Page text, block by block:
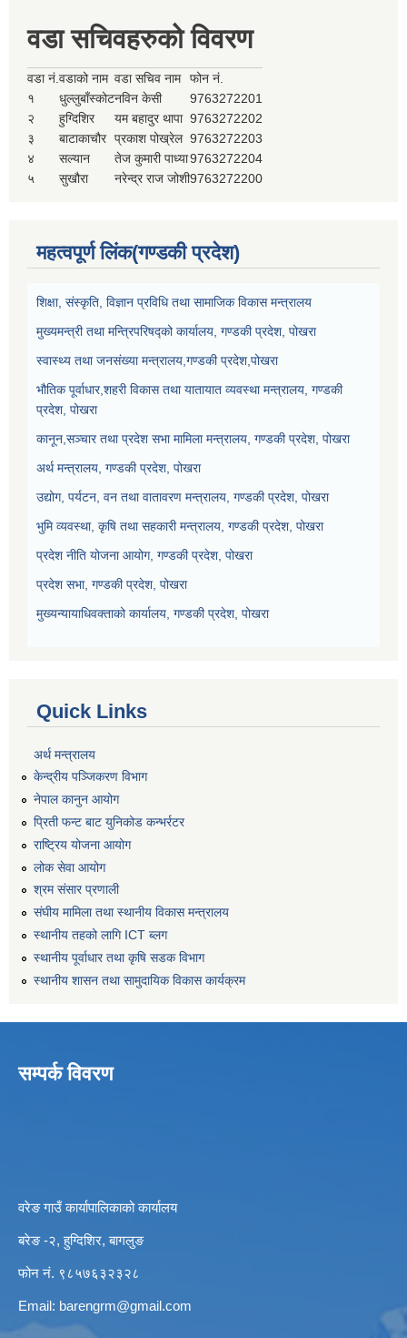
वडा सचिवहरुको विवरण
वडा नं. वडाको नाम वडा सचिव नाम
फोन नं.
१
धुल्लुबाँस्कोटनविन केसी
9763272201
२
हुग्दिशिर यम बहादुर थापा 9763272202
३
बाटाकाचौर प्रकाश पोख्रेल 9763272203
४
सल्यान तेज कुमारी पाध्या9763272204
५
सुखौरा नरेन्द्र राज जोशी9763272200
महत्वपूर्ण लिंक(गण्डकी प्रदेश)
शिक्षा, संस्कृति, विज्ञान प्रविधि तथा सामाजिक विकास मन्त्रालय
मुख्यमन्त्री तथा मन्त्रिपरिषद्को कार्यालय, गण्डकी प्रदेश, पोखरा
स्वास्थ्य तथा जनसंख्या मन्त्रालय,गण्डकी प्रदेश,पोखरा
भौतिक पूर्वाधार,शहरी विकास तथा यातायात व्यवस्था मन्त्रालय, गण्डकी
प्रदेश, पोखरा
कानून,सञ्चार तथा प्रदेश सभा मामिला मन्त्रालय, गण्डकी प्रदेश, पोखरा
अर्थ मन्त्रालय, गण्डकी प्रदेश, पोखरा
उद्योग, पर्यटन, वन तथा वातावरण मन्त्रालय, गण्डकी प्रदेश, पोखरा
भुमि व्यवस्था, कृषि तथा सहकारी मन्त्रालय, गण्डकी प्रदेश, पोखरा
प्रदेश नीति योजना आयोग, गण्डकी प्रदेश, पोखरा
प्रदेश सभा, गण्डकी प्रदेश, पोखरा
मुख्यन्यायाधिवक्ताको कार्यालय, गण्डकी प्रदेश, पोखरा
Quick Links
अर्थ मन्त्रालय
केन्द्रीय पञ्जिकरण विभाग
नेपाल कानुन आयोग
प्रिती फन्ट बाट युनिकोड कन्भर्रटर
राष्ट्रिय योजना आयोग
लोक सेवा आयोग
श्रम संसार प्रणाली
संघीय मामिला तथा स्थानीय विकास मन्त्रालय
स्थानीय तहको लागि ICT ब्लग
स्थानीय पूर्वाधार तथा कृषि सडक विभाग
स्थानीय शासन तथा सामुदायिक विकास कार्यक्रम
सम्पर्क विवरण
वरेङ गाउँ कार्यापालिकाको कार्यालय
बरेङ -२, हुग्दिशिर, बागलुङ
फोन नं. ९८५७६३२३२८
Email: barengrm@gmail.com